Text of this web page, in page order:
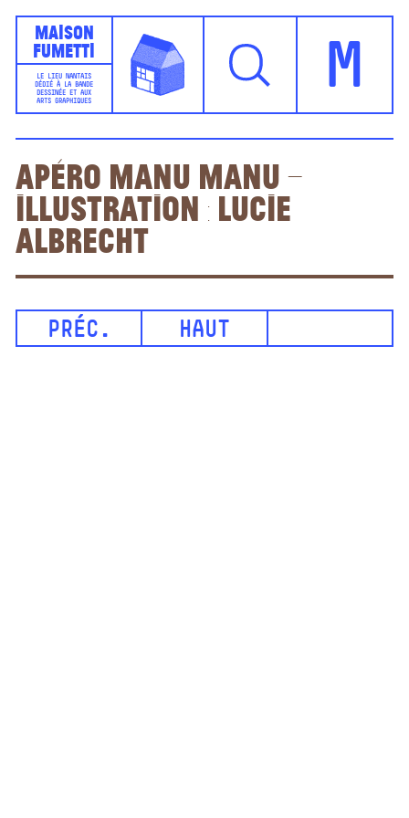
Maison
Fumetti
LE LIEU NANTAIS
DÉDIÉ À LA BANDE
DESSINÉE ET AUX
ARTS GRAPHIQUES
M
Apéro Manu Manu –
illustration : Lucie
Albrecht
PRÉC. HAUT